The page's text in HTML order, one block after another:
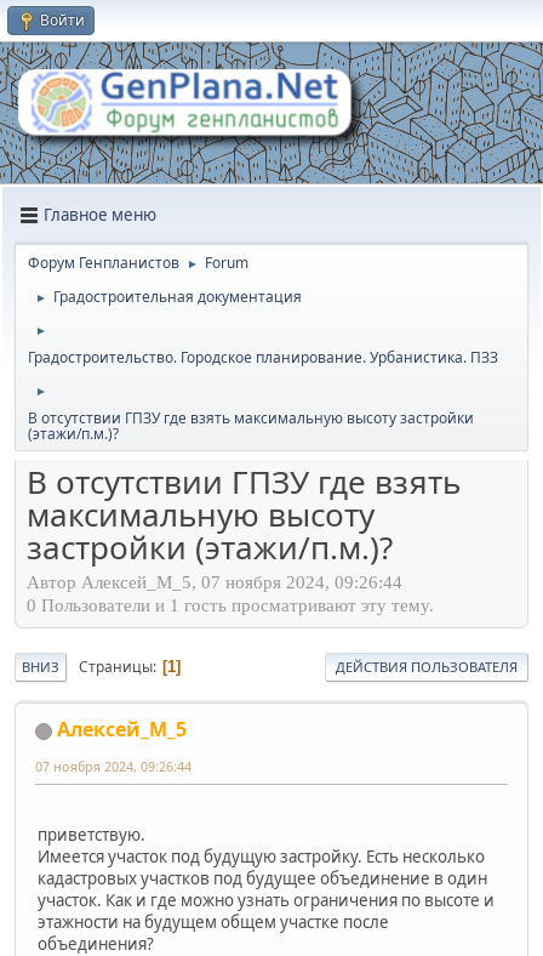
Войти
Главное меню
Форум Генпланистов ► Forum
► Градостроительная документация
►
Градостроительство. Городское планирование. Урбанистика. ПЗЗ
►
В отсутствии ГПЗУ где взять максимальную высоту застройки
(этажи/п.м.)?
В отсутствии ГПЗУ где взять
максимальную высоту
застройки (этажи/п.м.)?
Автор Алексей_М_5, 07 ноября 2024, 09:26:44
0 Пользователи и 1 гость просматривают эту тему.
ВНИЗ Страницы 1 ДЕЙСТВИЯ ПОЛЬЗОВАТЕЛЯ
Алексей_М_5
07 ноября 2024, 09:26:44
приветствую.
Имеется участок под будущую застройку. Есть несколько
кадастровых участков под будущее объединение в один
участок. Как и где можно узнать ограничения по высоте и
этажности на будущем общем участке после
объединения?